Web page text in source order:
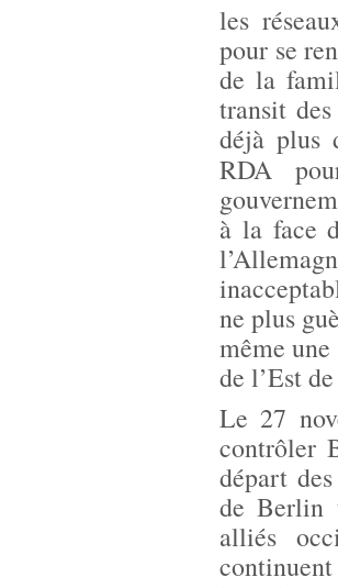
les
pour se
de la
transit
déjà plus
RDA
à la face
ne plus
même
de l’Est
Le 27
contrôler
départ
de Berlin
alliés